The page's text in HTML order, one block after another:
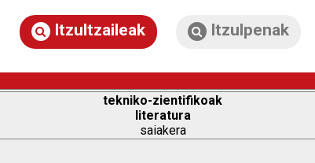
Itzultzaileak Itzulpenak
tekniko-zientifikoak
literatura
saiakera